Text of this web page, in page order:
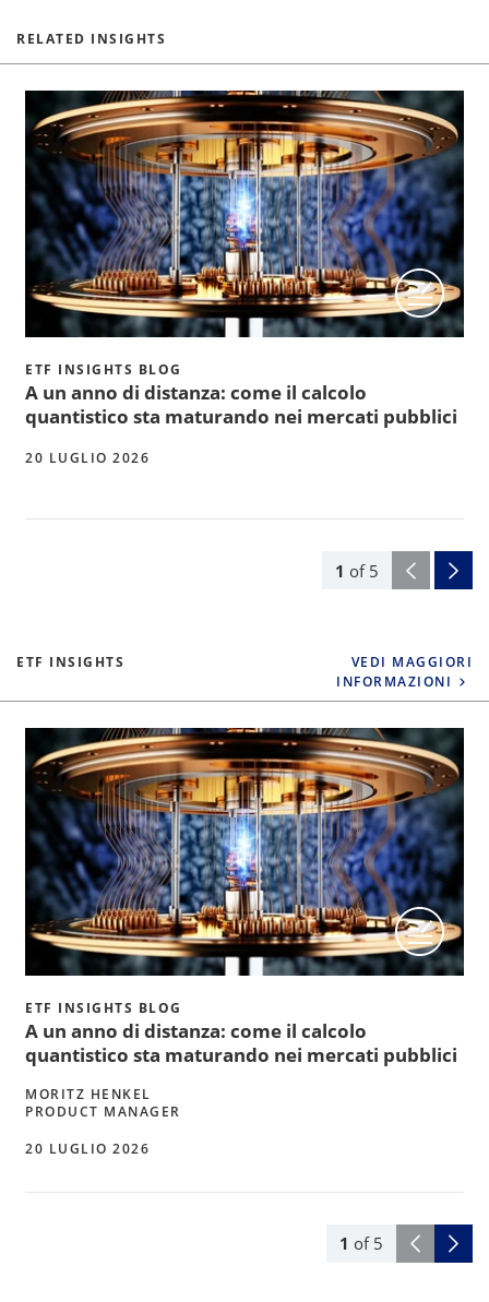
RELATED INSIGHTS
1 of 5
ETF INSIGHTS BLOG
A un anno di distanza: come il calcolo
quantistico sta maturando nei mercati pubblici
20 LUGLIO 2026
ETF INSIGHTS
VEDI MAGGIORI
INFORMAZIONI
1 of 5
ETF INSIGHTS BLOG
A un anno di distanza: come il calcolo
quantistico sta maturando nei mercati pubblici
MORITZ HENKEL
PRODUCT MANAGER
20 LUGLIO 2026